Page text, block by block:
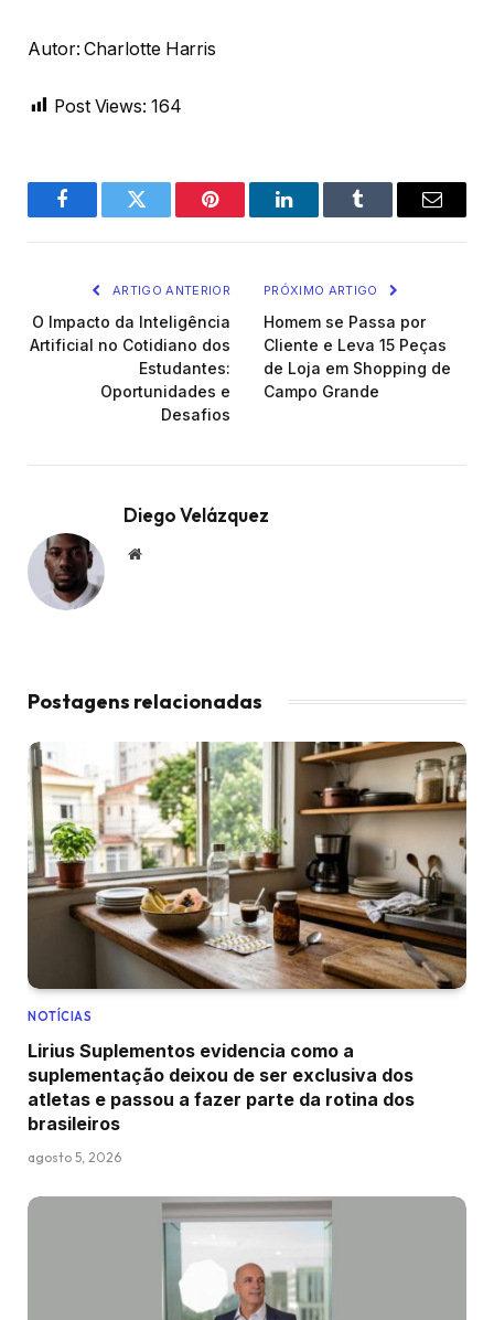
Autor: Charlotte Harris
Post Views: 164
FacebookTwitter Pinterest LinkedInTumblr Email
ARTIGO ANTERIOR
O Impacto da Inteligência
Artificial no Cotidiano dos
Estudantes:
Oportunidades e
Desafios
PRÓXIMO ARTIGO
Homem se Passa por
Cliente e Leva 15 Peças
de Loja em Shopping de
Campo Grande
Diego Velázquez
Website
Postagens relacionadas
NOTÍCIAS
Lirius Suplementos evidencia como a
suplementação deixou de ser exclusiva dos
atletas e passou a fazer parte da rotina dos
brasileiros
agosto 5, 2026